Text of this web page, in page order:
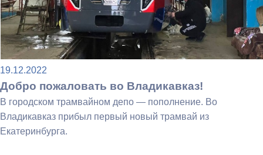
19.12.2022
Добро пожаловать во Владикавказ!
В городском трамвайном депо — пополнение. Во
Владикавказ прибыл первый новый трамвай из
Екатеринбурга.